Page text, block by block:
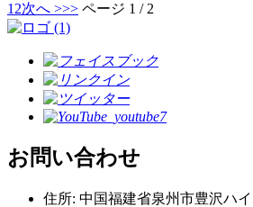
1 2次へ >>> ページ 1 / 2
お問い合わせ
住所: 中国福建省泉州市豊沢ハ